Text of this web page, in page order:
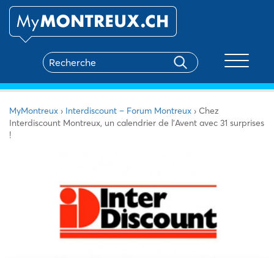
MyMontreux › Interdiscount – Forum Montreux › Chez
Interdiscount Montreux, un calendrier de l’Avent avec 31 surprises
!